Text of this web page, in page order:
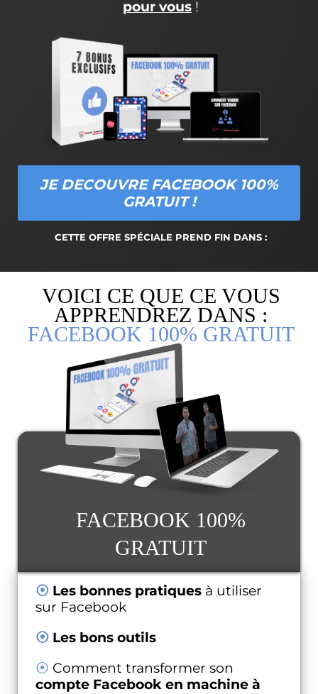
pour vous !
JE DECOUVRE FACEBOOK 100%
GRATUIT !
CETTE OFFRE SPÉCIALE PREND FIN DANS :
VOICI CE QUE CE VOUS
APPRENDREZ DANS :
FACEBOOK 100% GRATUIT
FACEBOOK 100%
GRATUIT
⦿ Les bonnes pratiques à utiliser
sur Facebook
⦿ Les bons outils
⦿ Comment transformer son
compte Facebook en machine à